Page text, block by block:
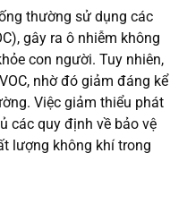
thường sử dụng các
gây ra ô nhiễm không
con người. Tuy nhiên,
nhờ đó giảm đáng kể
Việc giảm thiểu phát
các quy định về bảo vệ
lượng không khí trong